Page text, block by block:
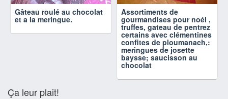
Gâteau roulé au chocolat
et a la meringue.
Assortiments de
gourmandises pour noél ,
truffes, gateau de pentrez
certains avec clémentines
confites de ploumanach,:
meringues de josette
baysse; saucisson au
chocolat
Ça leur plait!